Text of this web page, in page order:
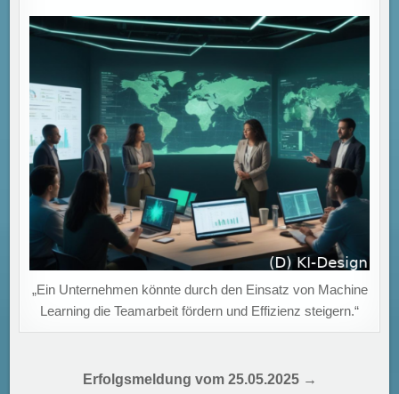
„Ein Unternehmen könnte durch den Einsatz von Machine
Learning die Teamarbeit fördern und Effizienz steigern.“
Beitragsnavigation
Erfolgsmeldung vom 25.05.2025 →